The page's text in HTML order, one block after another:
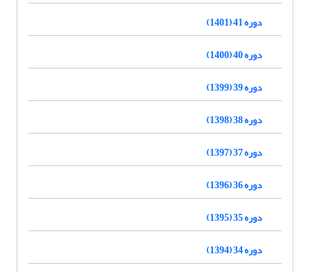
دوره 41 (1401)
دوره 40 (1400)
دوره 39 (1399)
دوره 38 (1398)
دوره 37 (1397)
دوره 36 (1396)
دوره 35 (1395)
دوره 34 (1394)